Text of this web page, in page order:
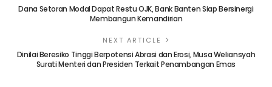
Dana Setoran Modal Dapat Restu OJK, Bank Banten Siap Bersinergi
Membangun Kemandirian
NEXT ARTICLE
Dinilai Beresiko Tinggi Berpotensi Abrasi dan Erosi, Musa Weliansyah
Surati Menteri dan Presiden Terkait Penambangan Emas